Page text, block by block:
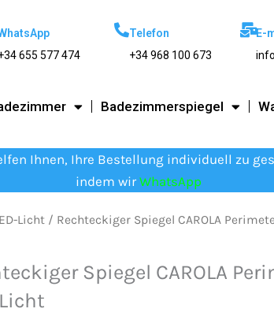
655 577 474
Telefon
+34 968 100 673
E-
Badezimmerspiegel
Ihnen, Ihre Bestellung individuell zu
indem wirWhatsApp
Licht / Rechteckiger Spiegel CAROLA
Spiegel CAROLA